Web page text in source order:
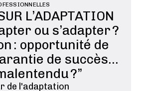
L’ADAPTATION
ou s’adapter ?
: opportunité de
de succès...
?”
de l'adaptation